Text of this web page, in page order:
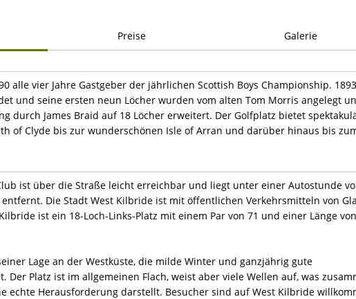
Preise Galerie
alle vier Jahre Gastgeber der jährlichen Scottish Boys Championship. 1893
und seine ersten neun Löcher wurden vom alten Tom Morris angelegt
durch James Braid auf 18 Löcher erweitert. Der Golfplatz bietet
of Clyde bis zur wunderschönen Isle of Arran und darüber hinaus bis
ist über die Straße leicht erreichbar und liegt unter einer Autostunde
Die Stadt West Kilbride ist mit öffentlichen Verkehrsmitteln von
ist ein 18-Loch-Links-Platz mit einem Par von 71 und einer Länge von
Lage an der Westküste, die milde Winter und ganzjährig gute
Der Platz ist im allgemeinen Flach, weist aber viele Wellen auf, was
echte Herausforderung darstellt. Besucher sind auf West Kilbride